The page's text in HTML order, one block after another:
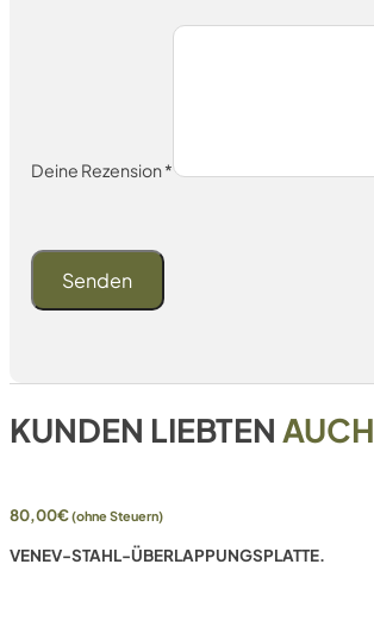
Deine Rezension*
KUNDEN LIEBTEN AUCH
80,00€(ohne Steuern)
VENEV-STAHL-ÜBERLAPPUNGSPLATTE.